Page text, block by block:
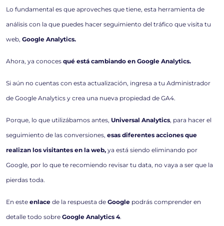
Lo fundamental es que aproveches que tiene, esta herramienta de
análisis con la que puedes hacer seguimiento del tráfico que visita tu
web, Google Analytics.
Ahora, ya conoces qué está cambiando en Google Analytics.
Si aún no cuentas con esta actualización, ingresa a tu Administrador
de Google Analytics y crea una nueva propiedad de GA4.
Porque, lo que utilizábamos antes, Universal Analytics, para hacer el
seguimiento de las conversiones, esas diferentes acciones que
realizan los visitantes en la web, ya está siendo eliminando por
Google, por lo que te recomiendo revisar tu data, no vaya a ser que la
pierdas toda.
En este enlace de la respuesta de Google podrás comprender en
detalle todo sobre Google Analytics 4.